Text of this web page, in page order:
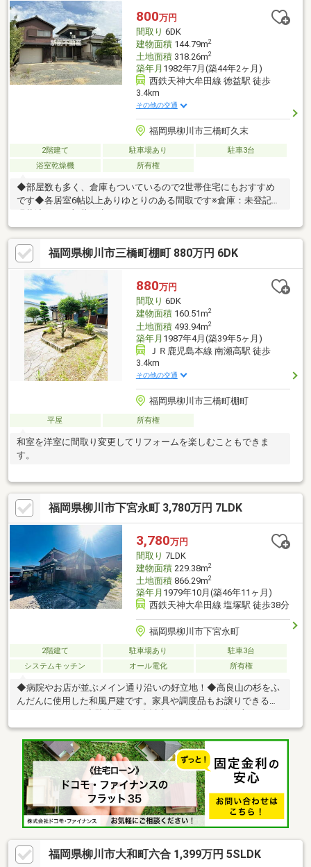
800万円
間取り 6DK
建物面積144.79m2
土地面積318.26m2
築年月 1982年7月(築44年2ヶ月)
西鉄天神大牟田線 徳益駅 徒歩
3.4km
その他の交通
福岡県柳川市三橋町久末
2階建て 駐車場あり
駐車3台
浴室乾燥機
所有権
◆部屋数も多く、倉庫もついているので2世帯住宅にもおすすめ
です◆各居室6帖以上ありゆとりのある間取です※倉庫：未登記、
福岡県柳川市三橋町棚町 880万円 6DK
880万円
間取り 6DK
建物面積160.51m2
土地面積493.94m2
築年月 1987年4月(築39年5ヶ月)
ＪＲ鹿児島本線 南瀬高駅 徒歩
3.4km
その他の交通
福岡県柳川市三橋町棚町
平屋 所有権
和室を洋室に間取り変更してリフォームを楽しむこともできま
す。
福岡県柳川市下宮永町 3,780万円 7LDK
3,780万円
間取り 7LDK
建物面積229.38m2
土地面積866.29m2
築年月 1979年10月(築46年11ヶ月)
西鉄天神大牟田線 塩塚駅 徒歩38分
福岡県柳川市下宮永町
2階建て 駐車場あり
駐車3台
システムキッチン
オール電化 所有権
◆病院やお店が並ぶメイン通り沿いの好立地！◆高良山の杉をふ
んだんに使用した和風戸建です。家具や調度品もお譲りできるも
ます） 別棟でガレージ車庫があります。◆部屋数が多いので人
数が多いご家族や二世帯住宅にもおすすめです♪◆大規模な内装
リフォーム歴があります(^^) 家計に優しいオール電化住宅です。
◆立派な庭石のあるお庭があります。家庭菜園や庭を楽しみたい
方におすすめ！◆陽当たりの良いサンルームや広縁もあります。
◆小学校、保育園、スーパー、病院もすぐ近くです♪◆川下りや
観光名所も多い注目エリア「柳川」に住んでみませんか？
福岡県柳川市大和町六合 1,399万円 5SLDK